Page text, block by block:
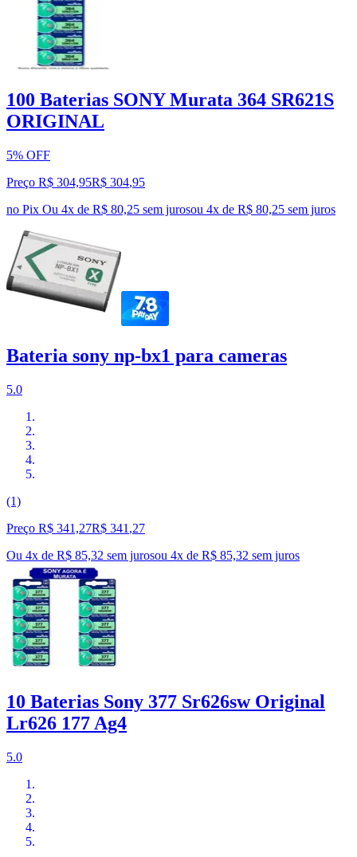
100 Baterias SONY Murata 364 SR621S
ORIGINAL
5% OFF
Preço R$ 304,95R$ 304,95
no Pix Ou 4x de R$ 80,25 sem jurosou 4x de R$ 80,25 sem juros
Bateria sony np-bx1 para cameras
5.0
(1)
Preço R$ 341,27R$ 341 ,27
Ou 4x de R$ 85,32 sem jurosou 4x de R$ 85,32 sem juros
10 Baterias Sony 377 Sr626sw Original
Lr626 177 Ag4
5.0